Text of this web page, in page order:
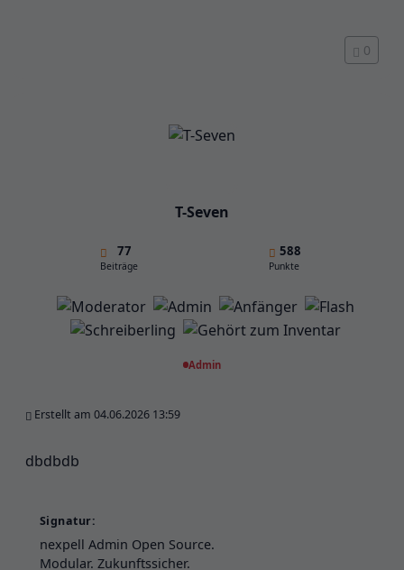
0
T-Seven
77
Beiträge
588
Punkte
Admin
Erstellt am 04.06.2026 13:59
dbdbdb
Signatur:
nexpell Admin Open Source.
Modular. Zukunftssicher.